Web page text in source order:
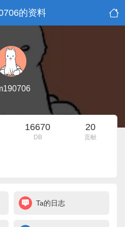
的资料
16670
DB
20
贡献
Ta的日志